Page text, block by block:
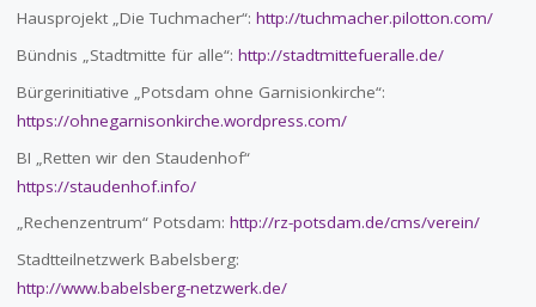
Hausprojekt „Die Tuchmacher“: http://tuchmacher.pilotton.com/
Bündnis „Stadtmitte für alle“: http://stadtmittefueralle.de/
Bürgerinitiative „Potsdam ohne Garnisionkirche“:
https://ohnegarnisonkirche.wordpress.com/
BI „Retten wir den Staudenhof“
https://staudenhof.info/
„Rechenzentrum“ Potsdam: http://rz-potsdam.de/cms/verein/
Stadtteilnetzwerk Babelsberg:
http://www.babelsberg-netzwerk.de/